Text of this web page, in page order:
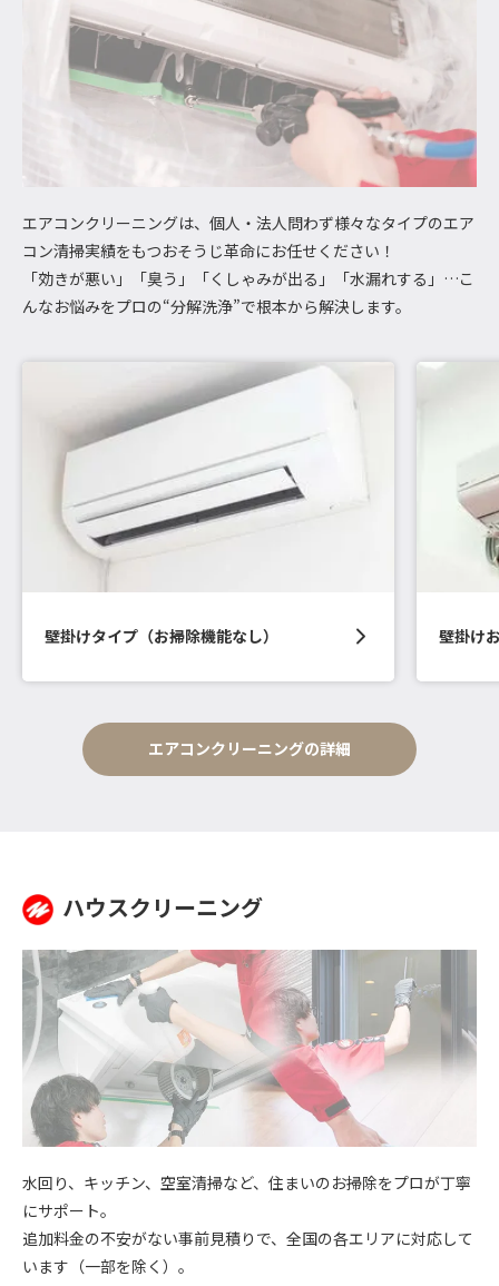
エアコンクリーニングは、個人・法人問わず様々なタイプのエア
コン清掃実績をもつおそうじ革命にお任せください！
「効きが悪い」「臭う」「くしゃみが出る」「水漏れする」…こ
んなお悩みをプロの“分解洗浄”で根本から解決します。
エアコンクリーニングの詳細
壁掛けタイプ（お掃除機能なし） 壁掛け
ハウスクリーニング
水回り、キッチン、空室清掃など、住まいのお掃除をプロが丁寧
にサポート。
追加料金の不安がない事前見積りで、全国の各エリアに対応して
います（一部を除く）。